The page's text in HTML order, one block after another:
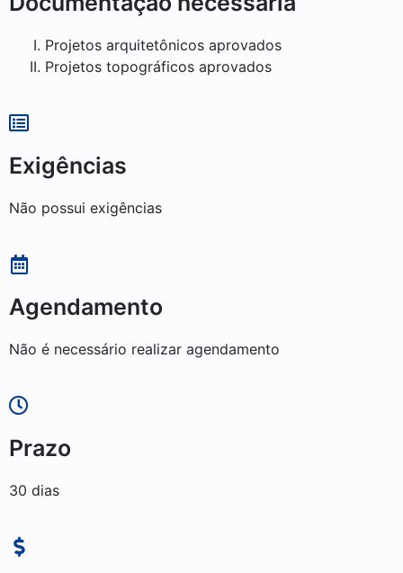
Projetos arquitetônicos aprovados
Projetos topográficos aprovados
Exigências
Não possui exigências
Agendamento
Não é necessário realizar agendamento
Prazo
30 dias